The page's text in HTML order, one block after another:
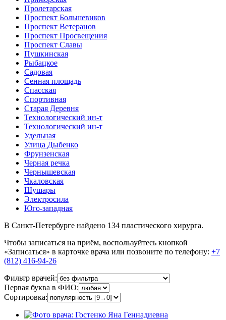
Пролетарская
Проспект Большевиков
Проспект Ветеранов
Проспект Просвещения
Проспект Славы
Пушкинская
Рыбацкое
Садовая
Сенная площадь
Спасская
Спортивная
Старая Деревня
Технологический ин-т
Технологический ин-т
Удельная
Улица Дыбенко
Фрунзенская
Черная речка
Чернышевская
Чкаловская
Шушары
Электросила
Юго-западная
В Санкт-Петербурге найдено 134 пластического хирурга.
Чтобы записаться на приём, воспользуйтесь кнопкой
«Записаться» в карточке врача или позвоните по телефону: +7
(812) 416-94-26
Фильтр врачей:
Первая буква в ФИО:
Сортировка: